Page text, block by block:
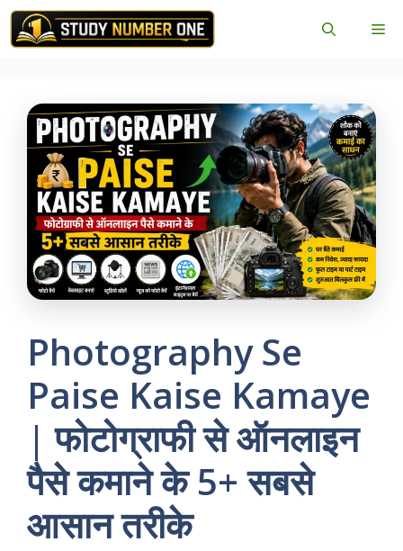
Skip
content
Photography Se
Paise Kaise Kamaye
| फोटोग्राफी से ऑनलाइन
पैसे कमाने के 5+ सबसे
आसान तरीके